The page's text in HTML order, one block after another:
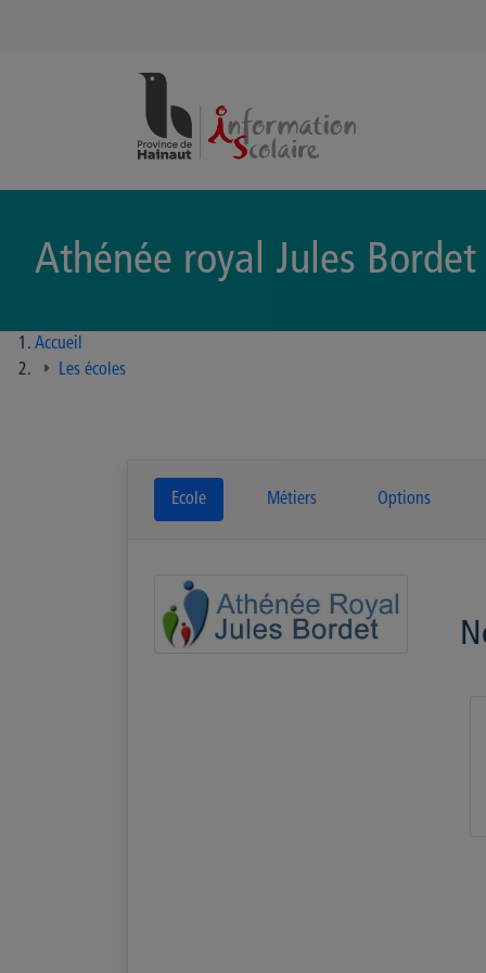
Athénée royal Jules
Accueil
Les écoles
Ecole Métiers Options